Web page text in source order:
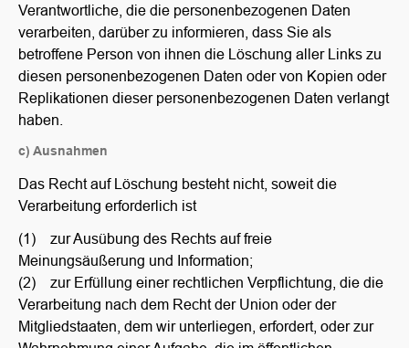
Verantwortliche, die die personenbezogenen Daten
verarbeiten, darüber zu informieren, dass Sie als
betroffene Person von ihnen die Löschung aller Links zu
diesen personenbezogenen Daten oder von Kopien oder
Replikationen dieser personenbezogenen Daten verlangt
haben.
c) Ausnahmen
Das Recht auf Löschung besteht nicht, soweit die
Verarbeitung erforderlich ist
(1) zur Ausübung des Rechts auf freie
Meinungsäußerung und Information;
(2) zur Erfüllung einer rechtlichen Verpflichtung, die die
Verarbeitung nach dem Recht der Union oder der
Mitgliedstaaten, dem wir unterliegen, erfordert, oder zur